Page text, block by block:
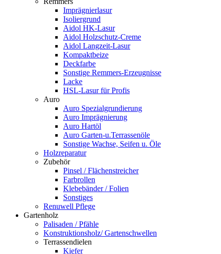
Imprägnierlasur
Isoliergrund
Aidol HK-Lasur
Aidol Holzschutz-Creme
Aidol Langzeit-Lasur
Kompaktbeize
Deckfarbe
Sonstige Remmers-Erzeugnisse
Lacke
HSL-Lasur für Profis
Auro
Auro Spezialgrundierung
Auro Imprägnierung
Auro Hartöl
Auro Garten-u.Terrassenöle
Sonstige Wachse, Seifen u. Öle
Holzreparatur
Zubehör
Pinsel / Flächenstreicher
Farbrollen
Klebebänder / Folien
Sonstiges
Renuwell Pflege
Gartenholz
Palisaden / Pfähle
Konstruktionsholz/ Gartenschwellen
Terrassendielen
Kiefer